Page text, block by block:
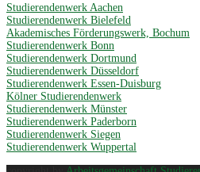
Studierendenwerk Aachen
Studierendenwerk Bielefeld
Akademisches Förderungswerk, Bochum
Studierendenwerk Bonn
Studierendenwerk Dortmund
Studierendenwerk Düsseldorf
Studierendenwerk Essen-Duisburg
Kölner Studierendenwerk
Studierendenwerk Münster
Studierendenwerk Paderborn
Studierendenwerk Siegen
Studierendenwerk Wuppertal